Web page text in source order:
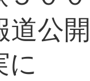
道公
に